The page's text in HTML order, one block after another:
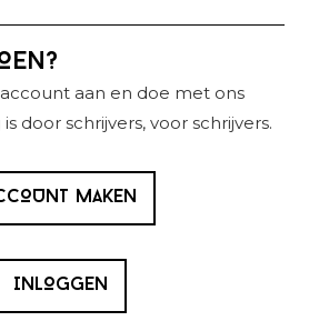
aan en doe met ons
door schrijvers, voor schrijvers.
MAKEN
INLOGGEN